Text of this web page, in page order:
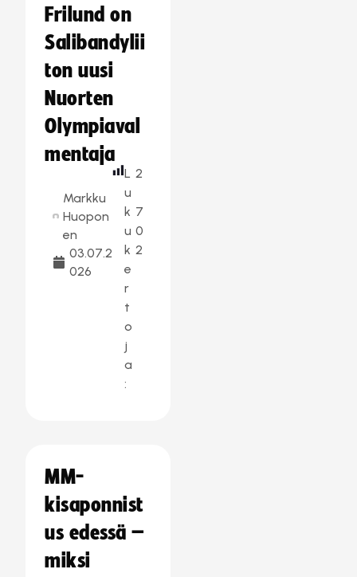
Frilund on
Salibandylii
ton uusi
Nuorten
Olympiaval
mentaja
Markku
Huopon
en
03.07.2
026
L
u
k
u
k
e
r
t
o
j
a
:
2
7
0
2
MM-
kisaponnist
us edessä –
miksi